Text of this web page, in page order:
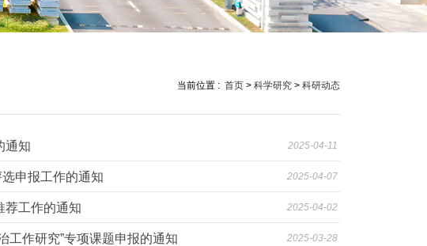
当前位置 : 首页> 科学研究> 科研动态
通知 2025-04-11
申报工作的通知 2025-04-07
荐工作的通知 2025-04-02
工作研究”专项课题申报的通知 2025-03-28